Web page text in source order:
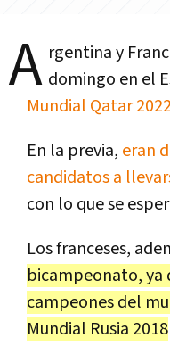
A rgentina y
domingo en el
Mundial Qatar
En la previa, eran
candidatos a
con lo que se
Los franceses,
bicampeonato, ya
campeones del
Mundial Rusia 2018